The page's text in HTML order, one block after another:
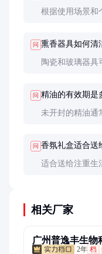
根据使用场景和
问 熏香器具如何清
陶瓷和玻璃器具
问 精油的有效期是
未开封的精油通
问 香氛礼盒适合送
适合送给注重生
相关厂家
广州普逸丰生物
2年 档